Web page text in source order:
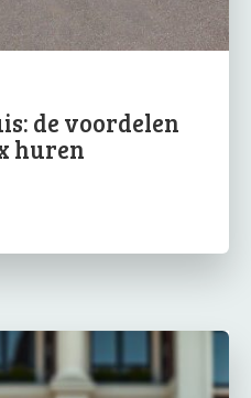
de voordelen
huren